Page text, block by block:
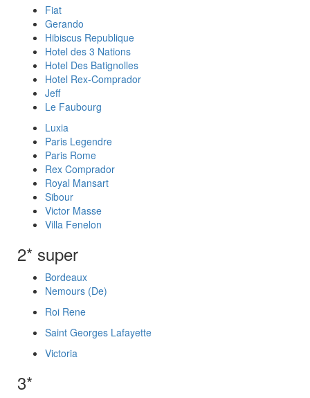
Fiat
Gerando
Hibiscus Republique
Hotel des 3 Nations
Hotel Des Batignolles
Hotel Rex-Comprador
Jeff
Le Faubourg
Luxia
Paris Legendre
Paris Rome
Rex Comprador
Royal Mansart
Sibour
Victor Masse
Villa Fenelon
2* super
Bordeaux
Nemours (De)
Roi Rene
Saint Georges Lafayette
Victoria
3*